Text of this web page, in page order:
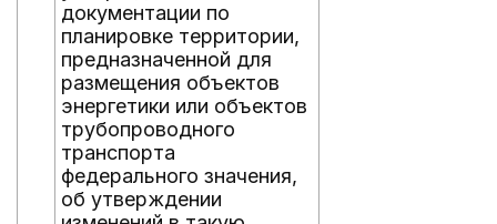
документации по
планировке территории,
предназначенной для
размещения объектов
энергетики или объектов
трубопроводного
транспорта
федерального значения,
об утверждении